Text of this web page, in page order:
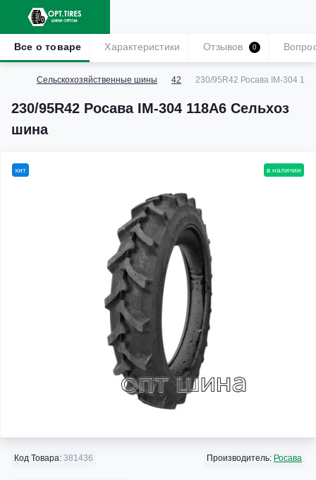
Сельскохозяйственные шины 42 230/95R42 Росава IM-304
230/95R42 Росава IM-304 118A6 Сельхоз
шина
Все о товаре Характеристики Отзывов 0
хит в наличии
Код Товара: 381436 Производитель: Росава